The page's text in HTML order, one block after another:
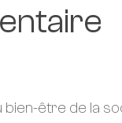
être de la